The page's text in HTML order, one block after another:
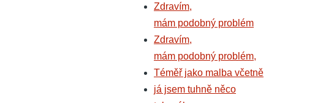
Zdravím,
mám podobný problém
Zdravím,
mám podobný problém,
Téměř jako malba včetně
já jsem tuhně něco